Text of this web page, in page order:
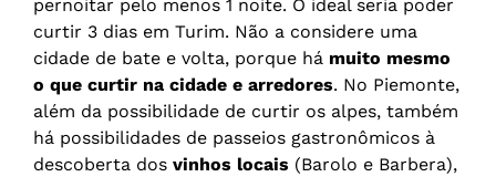
pernoitar pelo menos 1 noite. O ideal seria poder
curtir 3 dias em Turim. Não a considere uma
cidade de bate e volta, porque há muito mesmo
o que curtir na cidade e arredores. No Piemonte,
além da possibilidade de curtir os alpes, também
há possibilidades de passeios gastronômicos à
descoberta dos vinhos locais (Barolo e Barbera),